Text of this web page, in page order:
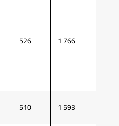
526 1 766
510 1 593